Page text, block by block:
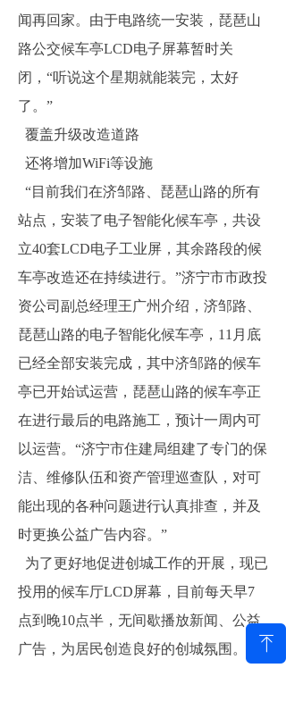
闻再回家。由于电路统一安装，琵琶山
路公交候车亭LCD电子屏幕暂时关
闭，“听说这个星期就能装完，太好
了。”
覆盖升级改造道路
还将增加WiFi等设施
“目前我们在济邹路、琵琶山路的所有
站点，安装了电子智能化候车亭，共设
立40套LCD电子工业屏，其余路段的候
车亭改造还在持续进行。”济宁市市政投
资公司副总经理王广州介绍，济邹路、
琵琶山路的电子智能化候车亭，11月底
已经全部安装完成，其中济邹路的候车
亭已开始试运营，琵琶山路的候车亭正
在进行最后的电路施工，预计一周内可
以运营。“济宁市住建局组建了专门的保
洁、维修队伍和资产管理巡查队，对可
能出现的各种问题进行认真排查，并及
时更换公益广告内容。”
为了更好地促进创城工作的开展，现已
投用的候车厅LCD屏幕，目前每天早7
点到晚10点半，无间歇播放新闻、公益
广告，为居民创造良好的创城氛围。对 ꁸ